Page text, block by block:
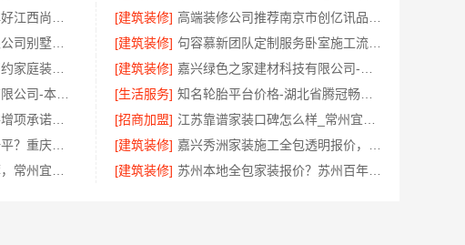
[建筑装修]
[建筑装修]
句容慕新团队定制服务卧室施工流程-慕新不锈钢
[建筑装修]
[生活服务]
知名轮胎平台价格-湖北省腾冠畅实业贸易有限公司批发底价直供
[招商加盟]
[建筑装修]
[建筑装修] 苏州本地全包家装报价？苏州百年豪庭新材料有限公司新房装修